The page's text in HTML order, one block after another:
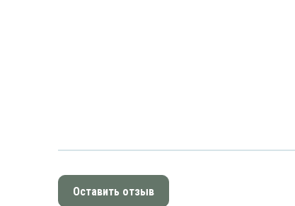
Оставить отзыв